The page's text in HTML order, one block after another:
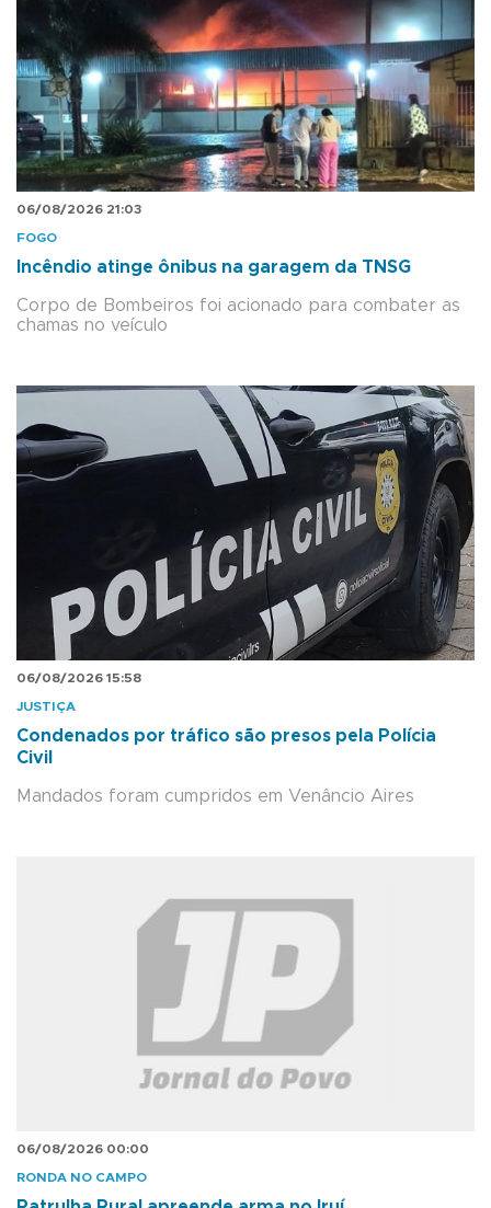
06/08/2026 21:03
FOGO
Incêndio atinge ônibus na garagem da TNSG
Corpo de Bombeiros foi acionado para combater as
chamas no veículo
06/08/2026 15:58
JUSTIÇA
Condenados por tráfico são presos pela Polícia
Civil
Mandados foram cumpridos em Venâncio Aires
06/08/2026 00:00
RONDA NO CAMPO